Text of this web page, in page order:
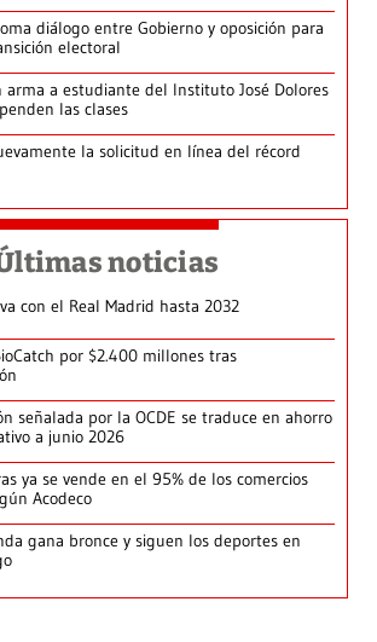
diálogo entre Gobierno y oposición para
electoral
arma a estudiante del Instituto José Dolores
las clases
la solicitud en línea del récord
noticias
con el Real Madrid hasta 2032
por $2.400 millones tras
señalada por la OCDE se traduce en ahorro
a junio 2026
ya se vende en el 95% de los comercios
Acodeco
gana bronce y siguen los deportes en